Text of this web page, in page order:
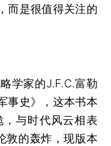
而是很值得关注的
学家的J.F.C.富勒
事史》，这本书本
与时代风云相表
敦的轰炸，现版本